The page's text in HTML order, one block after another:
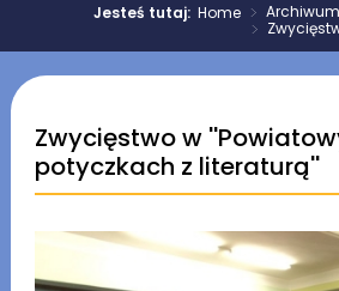
Jesteś tutaj:Home > Archiwum
>
Zwycięstwo w
potyczkach z literaturą''